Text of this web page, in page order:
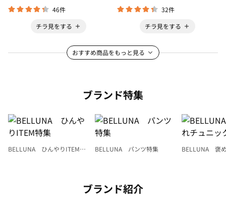
46件
チラ見をする
32件
チラ見をする
おすすめ商品をもっと見る
ブランド特集
BELLUNA ひんやりITEM特
BELLUNA パンツ特集
BELLUNA 褒
ブランド紹介